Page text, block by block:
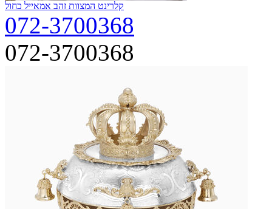
קלרינט המצוות זהב אמאייל כחול
072-3700368
072-3700368